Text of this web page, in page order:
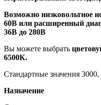
Возможно низковольтное
60В или расширенный
36В до 280В
Вы можете выбрать
6500К.
Стандартные значения
Назначение